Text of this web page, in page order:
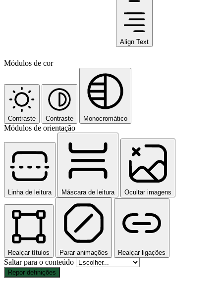
Align Text
Módulos de cor
Contraste Contraste Monocromático
Módulos de orientação
Linha de leitura Máscara de leitura Ocultar imagens
Realçar títulos Parar animações Realçar ligações
Saltar para o conteúdo
Repor definições